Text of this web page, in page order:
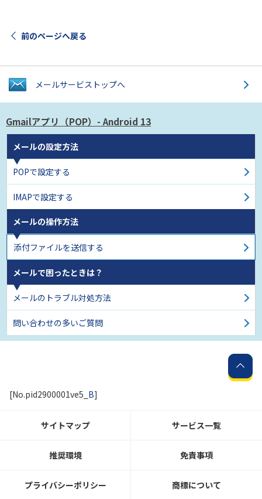
前のページへ戻る
メールサービス トップへ
Gmailアプリ（POP） - Android 13
メールの設定方法
POPで設定する
IMAPで設定する
メールの操作方法
添付ファイルを送信する
メールで困ったときは？
メールのトラブル対処方法
問い合わせの多いご質問
[No.pid2900001ve5_ B]
サイトマップ サービス一覧
推奨環境 免責事項
プライバシーポリシー 商標について